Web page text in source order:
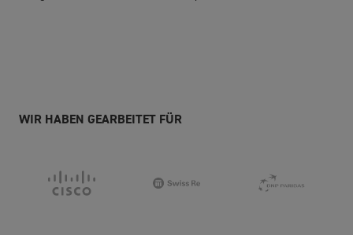
WIR HABEN GEARBEITET FÜR